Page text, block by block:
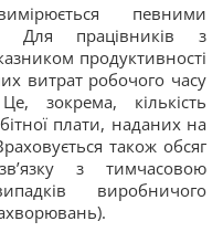
певними
Для працівників з
продуктивності
витрат робочого часу
зокрема, кількість
плати, наданих на
також обсяг
з тимчасовою
виробничого